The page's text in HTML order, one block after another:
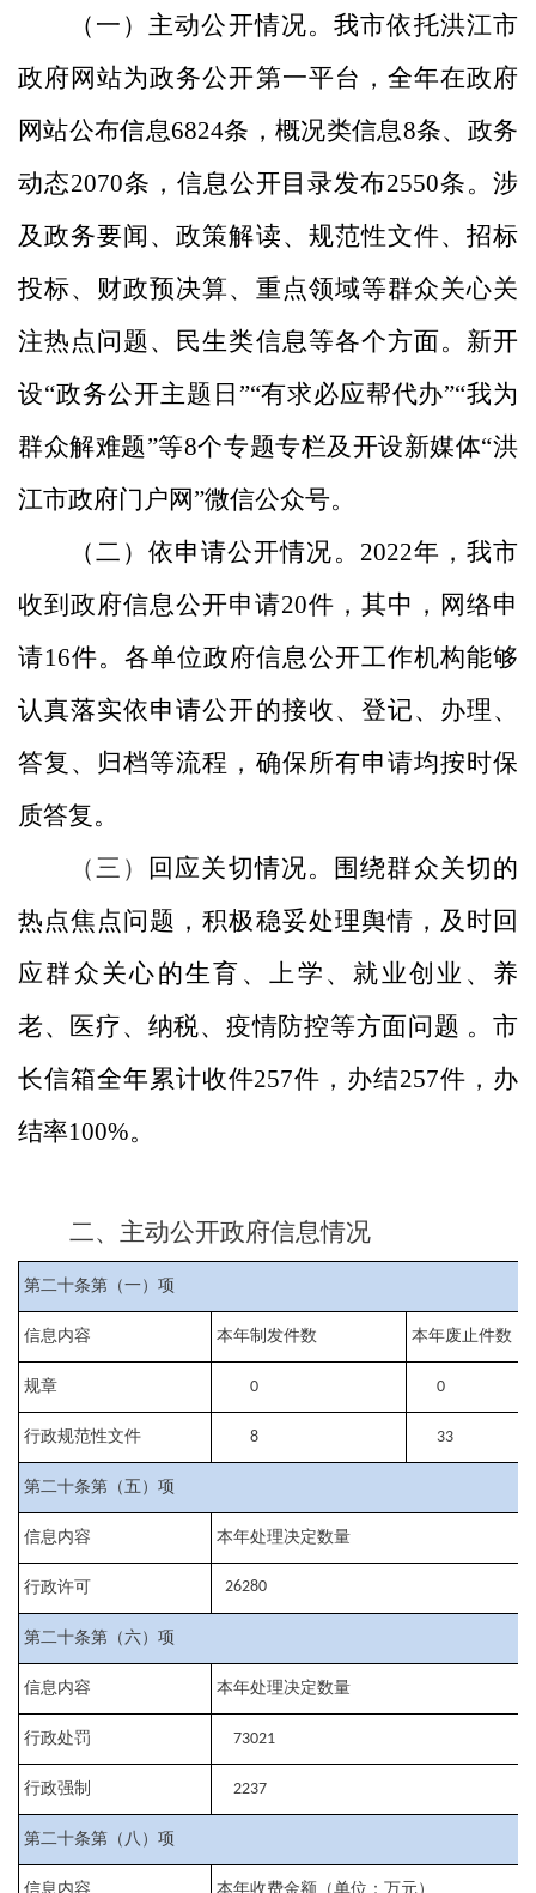
（一） 主动公开情况。我市依托洪江市
政府网站为政务公开第一平台，全年在政府
网站公布信息6824条，概况类信息8条、政务
动态2070条，信息公开目录发布2550条。涉
及政务要闻、政策解读、规范性文件、招标
投标、财政预决算、重点领域等群众关心关
注热点问题、民生类信息等各个方面。新开
设“政务公开主题日 ”“有求必应帮代办”“我为
群众解难题”等8个专题专栏及开设新媒体“洪
江市政府门户网”微信公众号。
（二） 依申请公开情况。 2022年，我市
收到政府信息公开申请20件，其中，网络申
请16件。各单位政府信息公开工作机构能够
认真落实依申请公开的接收、登记、办理、
答复、归档等流程，确保所有申请均按时保
质答复。
（三）
回应关切情况。
围绕群众关切的
热点焦点问题，积极稳妥处理舆情，及时回
应群众关心的生育、上学、就业创业、养
老、医疗、纳税、疫情防控等方面问题 。市
长信箱全年累计收件257件，办结257件，办
结率100%。
二、主动公开政府信息情况
第二十条第（一）项
信息内容 本年制发件数 本年废止件数
规章 0 0
行政规范性文件 8 33
第二十条第（五）项
信息内容 本年处理决定数量
行政许可 26280
第二十条第（六）项
信息内容 本年处理决定数量
行政处罚 73021
行政强制 2237
第二十条第（八）项
信息内容 本年收费金额（单位：万元）